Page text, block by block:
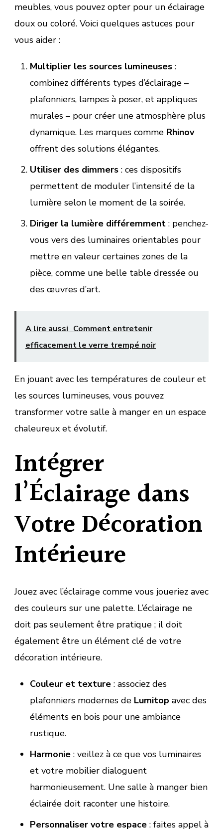
meubles, vous pouvez opter pour un éclairage
doux ou coloré. Voici quelques astuces pour
vous aider :
Multiplier les sources lumineuses:
combinez différents types d’éclairage –
plafonniers, lampes à poser, et appliques
murales – pour créer une atmosphère plus
dynamique. Les marques comme Rhinov
offrent des solutions élégantes.
Utiliser des dimmers: ces dispositifs
permettent de moduler l’intensité de la
lumière selon le moment de la soirée.
Diriger la lumière différemment: penchez-
vous vers des luminaires orientables pour
mettre en valeur certaines zones de la
pièce, comme une belle table dressée ou
des œuvres d’art.
A lire aussi Comment entretenir
efficacement le verre trempé noir
En jouant avec les températures de couleur et
les sources lumineuses, vous pouvez
transformer votre salle à manger en un espace
chaleureux et évolutif.
Intégrer
l’Éclairage dans
Votre Décoration
Intérieure
Jouez avec l’éclairage comme vous joueriez avec
des couleurs sur une palette. L’éclairage ne
doit pas seulement être pratique ; il doit
également être un élément clé de votre
décoration intérieure.
Couleur et texture: associez des
plafonniers modernes de Lumitop avec des
éléments en bois pour une ambiance
rustique.
Harmonie: veillez à ce que vos luminaires
et votre mobilier dialoguent
harmonieusement. Une salle à manger bien
éclairée doit raconter une histoire.
Personnaliser votre espace: faites appel à